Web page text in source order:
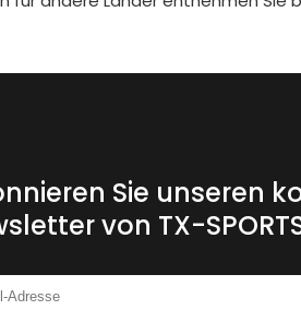
Sie unseren
von TX-